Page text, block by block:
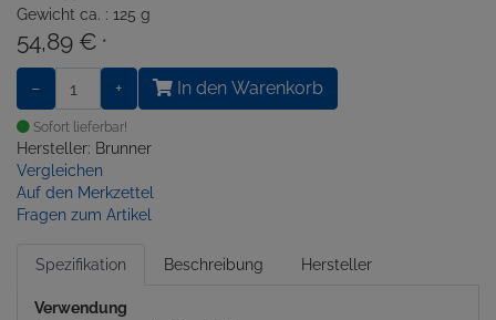
Gewicht ca. : 125 g
54,89 € *
− + In den Warenkorb
Sofort lieferbar!
Hersteller: Brunner
Vergleichen
Auf den Merkzettel
Fragen zum Artikel
Spezifikation Beschreibung Hersteller
Verwendung